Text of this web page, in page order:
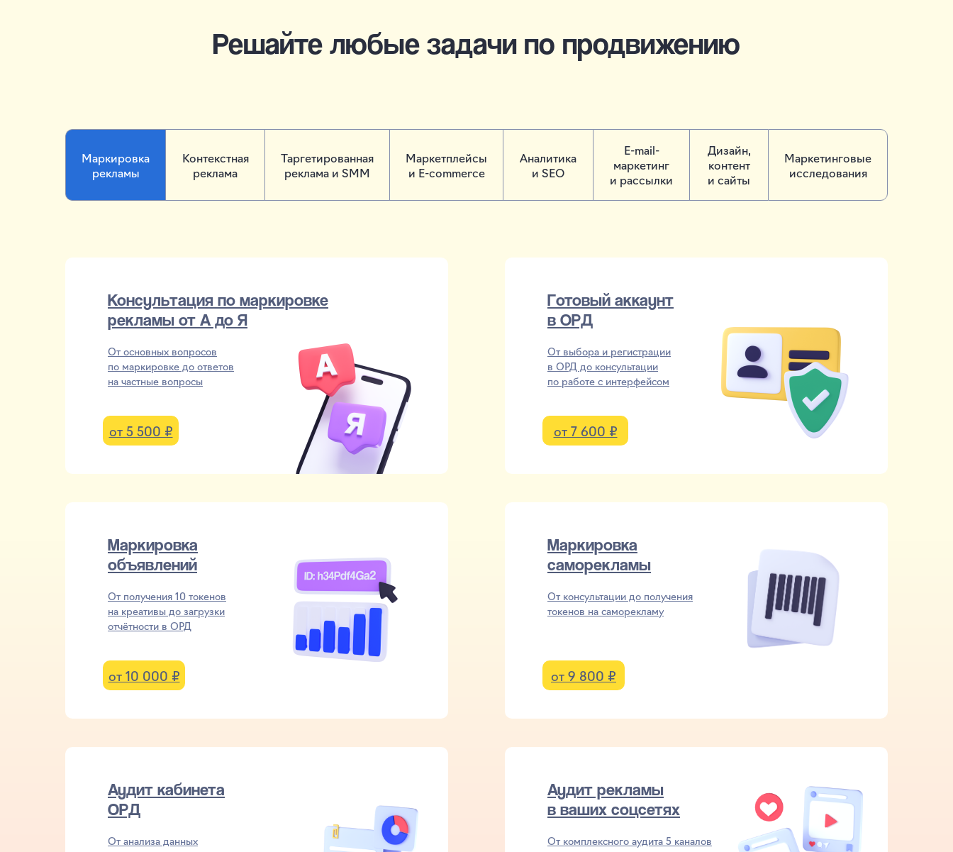
Решайте любые задачи по продвижению
Маркировка
рекламы
Контекстная
реклама
Таргетированная
реклама и SMM
Маркетплейсы
и E-commerce
Аналитика
и SEO
E-mail-
маркетинг
и рассылки
Дизайн,
контент
и сайты
Маркетинговые
исследования
Консультация по маркировке
рекламы от А до Я
От основных вопросов
по маркировке до ответов
на частные вопросы
от 5 500 ₽
Готовый аккаунт
в ОРД
От выбора и регистрации
в ОРД до консультации
по работе с интерфейсом
от 7 600 ₽
Маркировка
объявлений
От получения 10 токенов
на креативы до загрузки
отчётности в ОРД
от 10 000 ₽
Маркировка
саморекламы
От консультации до получения
токенов на саморекламу
от 9 800 ₽
Аудит кабинета
ОРД
От анализа данных
Аудит рекламы
в ваших соцсетях
От комплексного аудита 5 каналов